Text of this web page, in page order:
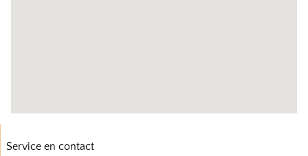
Service en contact